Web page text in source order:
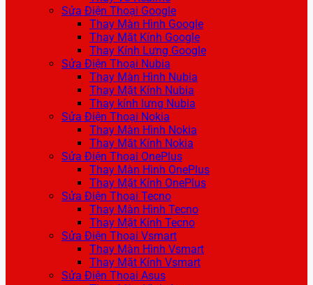
Sửa Điện Thoại Google
Thay Màn Hình Google
Thay Mặt Kính Google
Thay Kính Lưng Google
Sửa Điện Thoại Nubia
Thay Màn Hình Nubia
Thay Mặt Kính Nubia
Thay kính lưng Nubia
Sửa Điện Thoại Nokia
Thay Màn Hình Nokia
Thay Mặt Kính Nokia
Sửa Điện Thoại OnePlus
Thay Màn Hình OnePlus
Thay Mặt Kính OnePlus
Sửa Điện Thoại Tecno
Thay Màn Hình Tecno
Thay Mặt Kính Tecno
Sửa Điện Thoại Vsmart
Thay Màn Hình Vsmart
Thay Mặt Kính Vsmart
Sửa Điện Thoại Asus